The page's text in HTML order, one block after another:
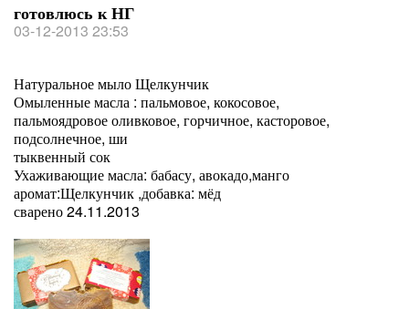
готовлюсь к НГ
03-12-2013 23:53
Натуральное мыло Щелкунчик
Омыленные масла : пальмовое, кокосовое,
пальмоядровое оливковое, горчичное, касторовое,
подсолнечное, ши
тыквенный сок
Ухаживающие масла: бабасу, авокадо,манго
аромат:Щелкунчик ,добавка: мёд
сварено 24.11.2013